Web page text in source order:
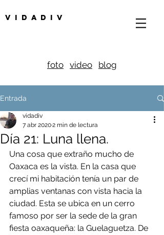
V I D A D I V
foto video blog
Entrada
Día 21: Luna llena.
vidadiv
7 abr 20202 min de lectura
Una cosa que extraño mucho de
Oaxaca es la vista. En la casa que
crecí mi habitación tenía un par de
amplias ventanas con vista hacia la
ciudad. Esta se ubica en un cerro
famoso por ser la sede de la gran
fiesta oaxaqueña: la Guelaguetza. De